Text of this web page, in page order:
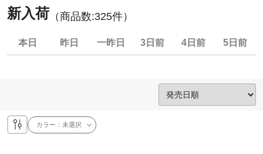
新入荷 （商品数:325件）
本日 昨日 一昨日 3日前 4日前 5日前
カラー：未選択